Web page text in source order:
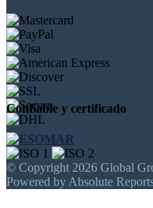
Confiable y certificado
© Copyright 2026 Global
Powered by Absolute